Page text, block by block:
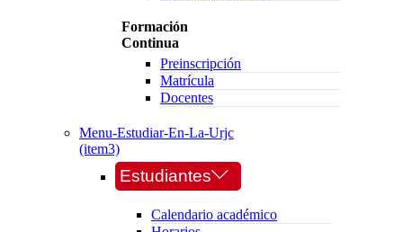
Formación
Continua
Preinscripción
Matrícula
Docentes
Menu-Estudiar-En-La-Urjc
(item3)
Estudiantes
Calendario académico